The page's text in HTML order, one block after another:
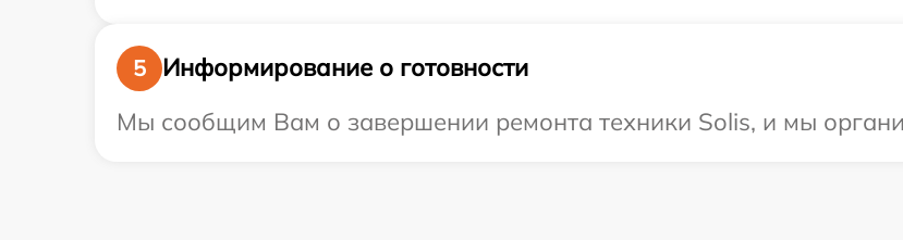
5
Информирование о готовности
Мы сообщим Вам о завершении ремонта техники Solis, и мы